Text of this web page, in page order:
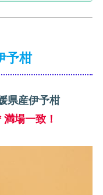
予柑
県産伊予柑
満場一致！